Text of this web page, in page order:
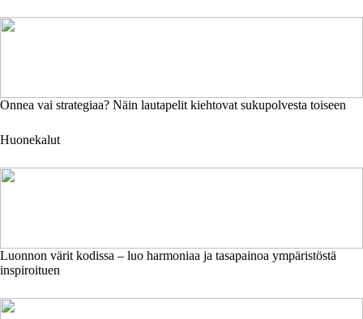
Onnea vai strategiaa? Näin lautapelit kiehtovat sukupolvesta toiseen
Huonekalut
Luonnon värit kodissa – luo harmoniaa ja tasapainoa ympäristöstä
inspiroituen